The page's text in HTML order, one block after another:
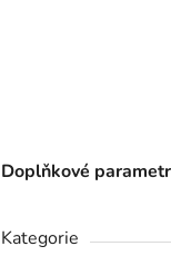
Doplňkové
Kategorie